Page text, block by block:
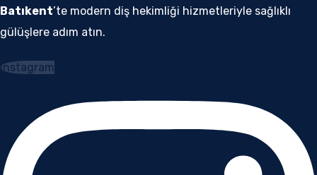
Batıkent’te modern diş hekimliği hizmetleriyle sağlıklı
gülüşlere adım atın.
Instagram